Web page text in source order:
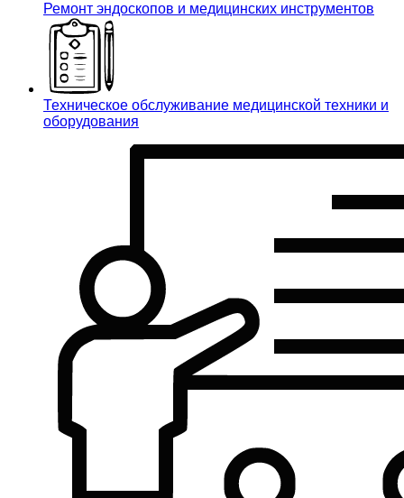
Ремонт эндоскопов и медицинских инструментов
Техническое обслуживание медицинской техники и
оборудования